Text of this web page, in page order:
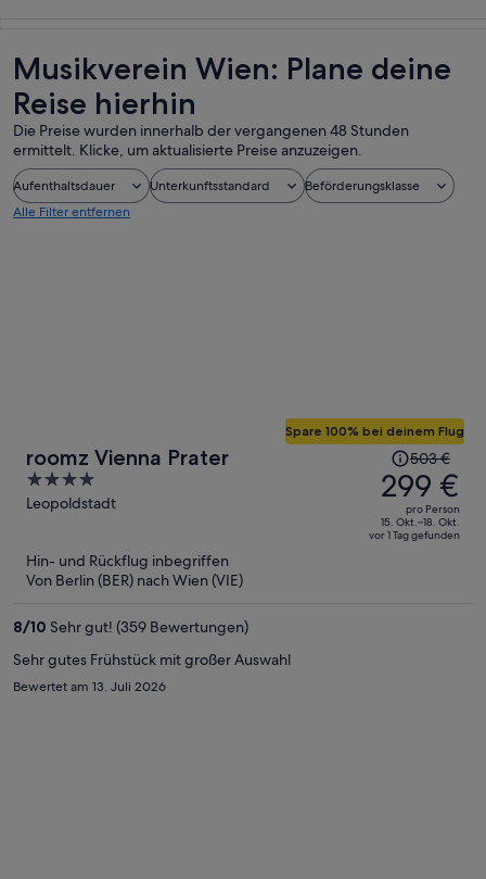
Musikverein Wien: Plane deine
Reise hierhin
Die Preise wurden innerhalb der vergangenen 48 Stunden
ermittelt. Klicke, um aktualisierte Preise anzuzeigen.
Aufenthaltsdauer Unterkunftsstandard
Beförderungsklasse
Alle Filter entfernen
roomz Vienna Prater
4
out
Leopoldstadt
Spare 100% bei deinem Flug
Der
Preis
betrug
503 €,
jetzt
503 €
299 €
pro Person
15. Okt.–18. Okt.
vor 1 Tag gefunden
Hin- und Rückflug inbegriffen
Von Berlin (BER) nach Wien (VIE)
8/10 Sehr gut! (359 Bewertungen)
Sehr gutes Frühstück mit großer Auswahl
Bewertet am 13. Juli 2026